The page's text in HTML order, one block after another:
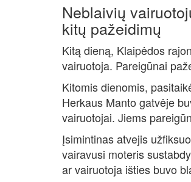
Neblaivių
kitų pažeidimų
Kitą dieną, Klaipėdos
vairuotoja. Pareigūnai
Kitomis dienomis,
Herkaus Manto gatvėje
vairuotojai. Jiems
Įsimintinas atvejis
vairavusi moteris
ar vairuotoja išties buvo